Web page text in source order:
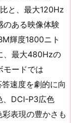
と、最大120Hz
のある映像体験
輝度1800ニト
、最大480Hzの
モードでは
速度を劇的に向
、DCI-P3広色
表現の豊かさも